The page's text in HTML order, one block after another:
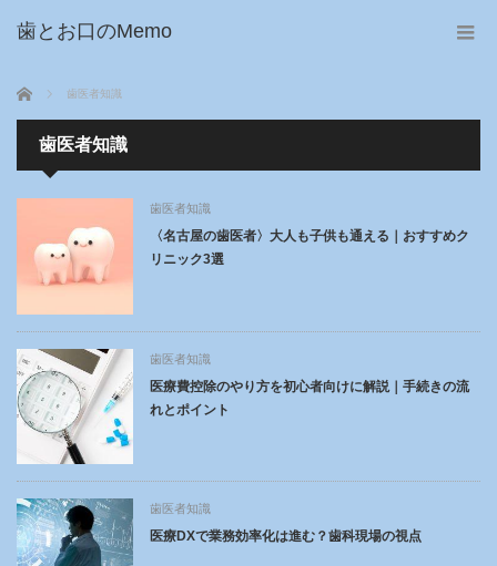
歯とお口のMemo
ホーム 歯医者知識
歯医者知識
歯医者知識
〈名古屋の歯医者〉大人も子供も通える｜おすすめク
リニック3選
歯医者知識
医療費控除のやり方を初心者向けに解説｜手続きの流
れとポイント
歯医者知識
医療DXで業務効率化は進む？歯科現場の視点